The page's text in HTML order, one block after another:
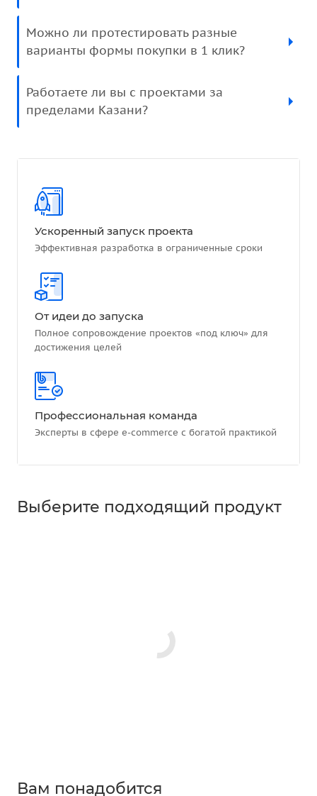
Можно ли протестировать разные
варианты формы покупки в 1 клик?
Работаете ли вы с проектами за
пределами Казани?
Ускоренный запуск проекта
Эффективная разработка в ограниченные сроки
От идеи до запуска
Полное сопровождение проектов «под ключ» для
достижения целей
Профессиональная команда
Эксперты в сфере e-commerce с богатой практикой
Выберите подходящий продукт
Вам понадобится